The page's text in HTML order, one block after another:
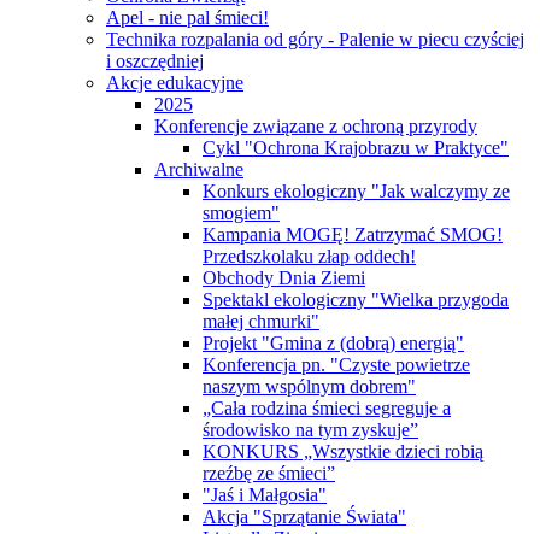
Apel - nie pal śmieci!
Technika rozpalania od góry - Palenie w piecu czyściej
i oszczędniej
Akcje edukacyjne
2025
Konferencje związane z ochroną przyrody
Cykl "Ochrona Krajobrazu w Praktyce"
Archiwalne
Konkurs ekologiczny "Jak walczymy ze
smogiem"
Kampania MOGĘ! Zatrzymać SMOG!
Przedszkolaku złap oddech!
Obchody Dnia Ziemi
Spektakl ekologiczny "Wielka przygoda
małej chmurki"
Projekt "Gmina z (dobrą) energią"
Konferencja pn. "Czyste powietrze
naszym wspólnym dobrem"
„Cała rodzina śmieci segreguje a
środowisko na tym zyskuje”
KONKURS „Wszystkie dzieci robią
rzeźbę ze śmieci”
"Jaś i Małgosia"
Akcja "Sprzątanie Świata"